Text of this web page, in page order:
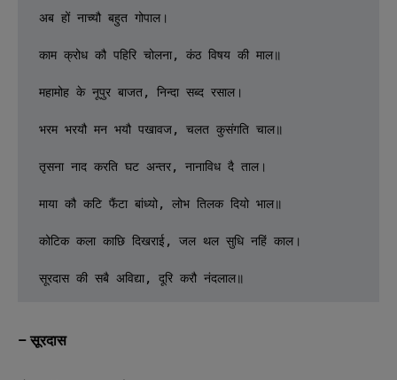
अब हों नाच्यौ बहुत गोपाल।
काम क्रोध कौ पहिरि चोलना, कंठ विषय की माल॥
महामोह के नूपुर बाजत, निन्दा सब्द रसाल।
भरम भरयौ मन भयौ पखावज, चलत कुसंगति चाल॥
तृसना नाद करति घट अन्तर, नानाविध दै ताल।
माया कौ कटि फैंटा बांध्यो, लोभ तिलक दियो भाल॥
कोटिक कला काछि दिखराई, जल थल सुधि नहिं काल।
सूरदास की सबै अविद्या, दूरि करौ नंदलाल॥
– सूरदास